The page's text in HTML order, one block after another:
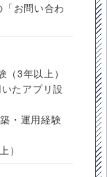
お問い合わ
3年以上）
たアプリ設
・運用経験
）